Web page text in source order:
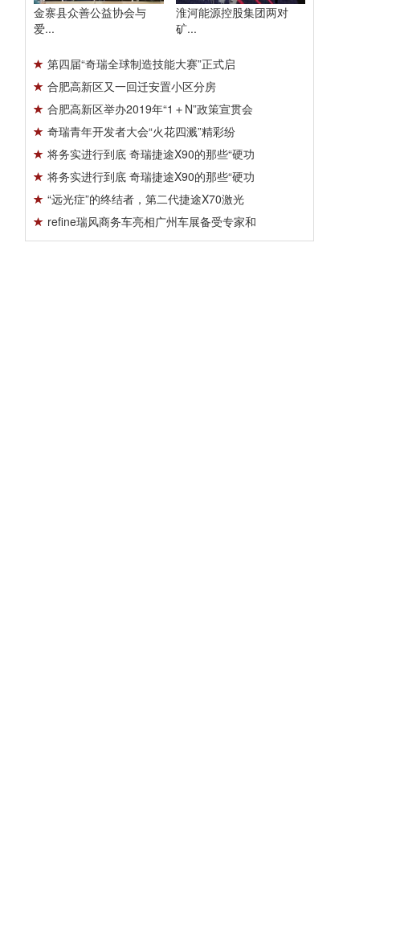
金寨县众善公益协会与
爱...
淮河能源控股集团两对
矿...
第四届“奇瑞全球制造技能大赛”正式启
合肥高新区又一回迁安置小区分房
合肥高新区举办2019年“1＋N”政策宣贯会
奇瑞青年开发者大会“火花四溅”精彩纷
将务实进行到底 奇瑞捷途X90的那些“硬功
将务实进行到底 奇瑞捷途X90的那些“硬功
“远光症”的终结者，第二代捷途X70激光
refine瑞风商务车亮相广州车展备受专家和